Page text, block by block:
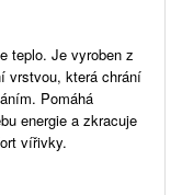
teplo. Je vyroben z
vrstvou, která chrání
Pomáhá
energie a zkracuje
vířivky.